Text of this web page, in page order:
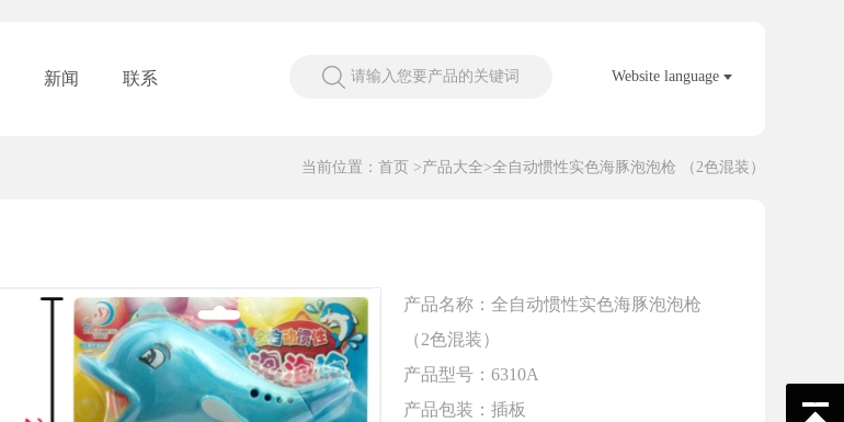
新闻 联系 请输入您要产品的关键词 Website language
当前位置： 首页 >产品大全>全自动惯性实色海豚泡泡枪 （2色混装）
产品名称：全自动惯性实色海豚泡泡枪
（2色混装）
产品型号：6310A
产品包装：插板